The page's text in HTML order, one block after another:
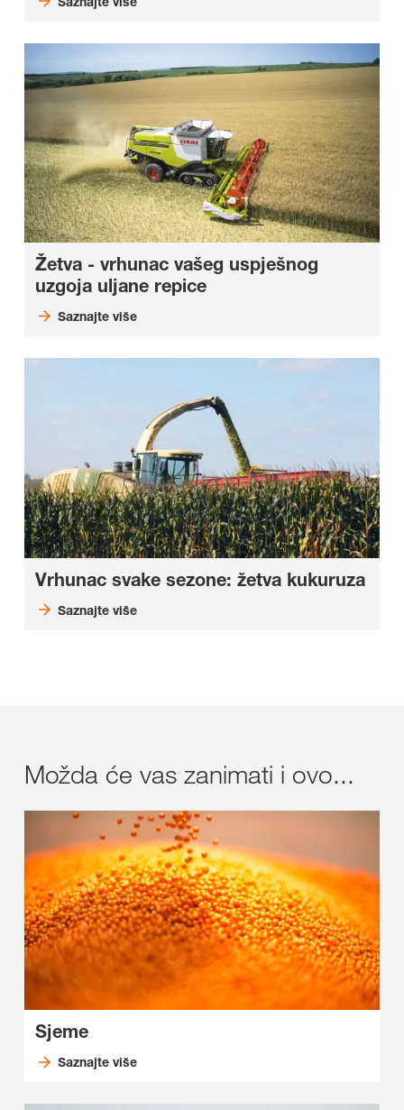
Žetva - vrhunac vašeg uspješnog
uzgoja uljane repice
Saznajte više
Vrhunac svake sezone: žetva kukuruza
Saznajte više
Možda će vas zanimati i ovo...
Sjeme
Saznajte više